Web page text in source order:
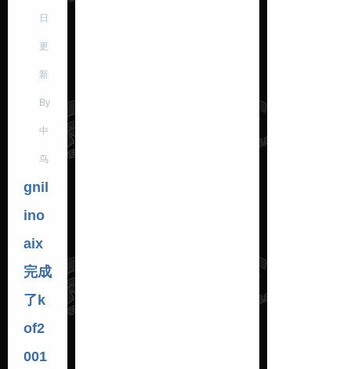
日
更
新
By
中
鸟
gnil
ino
aix
完成
了k
of2
001